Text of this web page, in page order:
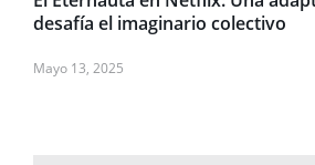
desafía el imaginario colectivo
Mayo 13, 2025